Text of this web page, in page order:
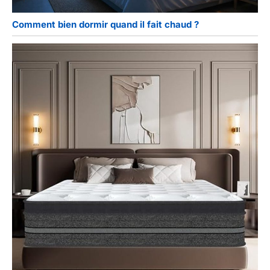
dormir sur le côté, ne
cherchez pas plus
loin. Plongez dans un
monde de sommeil
confortable avec le
coussin de nuque
Crisgo Conseils : le
noyau en mousse à
mémoire de forme ne
peut pas être lavé.
Remarque : les
oreillers en mousse à
mémoire de forme
auront une très
légère odeur après
avoir traversé un
environnement de
transport à haute
température et
phénomène normal.
Comment bien dormir quand il fait chaud ?